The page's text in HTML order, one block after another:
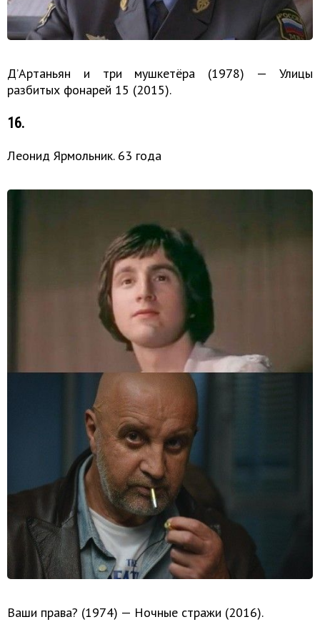
Д’Артаньян и три мушкетёра (1978) — Улицы
разбитых фонарей 15 (2015).
16.
Леонид Ярмольник. 63 года
Ваши права? (1974) — Ночные стражи (2016).